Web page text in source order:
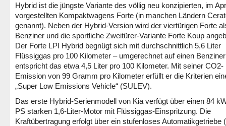
Hybrid ist die jüngste Variante des völlig neu konzipierten, im
vorgestellten Kompaktwagens Forte (in manchen Ländern
genannt). Neben der Hybrid-Version wird der viertürigen Forte
Benziner und die sportliche Zweitürer-Variante Forte Koup
Der Forte LPI Hybrid begnügt sich mit durchschnittlich 5,6 Liter
Flüssiggas pro 100 Kilometer – umgerechnet auf einen Benziner
entspricht das etwa 4,5 Liter pro 100 Kilometer. Mit seiner CO2-
Emission von 99 Gramm pro Kilometer erfüllt er die Kriterien
„Super Low Emissions Vehicle“ (SULEV).
Das erste Hybrid-Serienmodell von Kia verfügt über einen 84
PS starken 1,6-Liter-Motor mit Flüssiggas-Einspritzung. Die
Kraftübertragung erfolgt über ein stufenloses Automatikgetriebe